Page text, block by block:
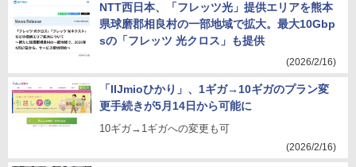
NTT西日本、「フレッツ光」提供エリアを熊本
県球磨郡相良村の一部地域で拡大。最大10Gbp
sの「フレッツ 光クロス」も提供
(2026/2/16)
「IIJmioひかり」、1ギガ→10ギガのプラン変
更手続きが5月14日から可能に
10ギガ→1ギガへの変更も可
(2026/2/16)